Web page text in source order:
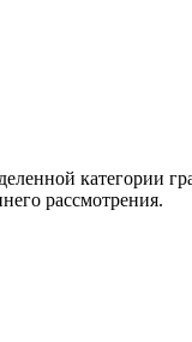
категории
рассмотрения.